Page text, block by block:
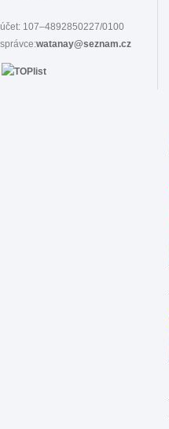
účet: 107–4892850227/0100
správce:watanay@seznam.cz